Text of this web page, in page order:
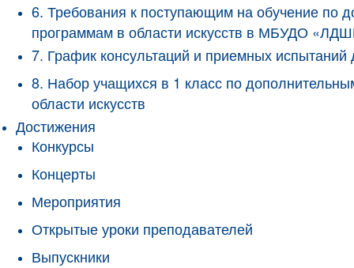
6. Требования к поступающим на обучение по
программам в области искусств в МБУДО
7. График консультаций и приемных
8. Набор учащихся в 1 класс по
области искусств
Достижения
Конкурсы
Концерты
Мероприятия
Открытые уроки преподавателей
Выпускники